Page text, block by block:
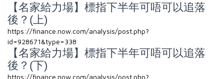
【名家給力場】標指下半年可唔可以追落
後？(上)
https://finance.now.com/analysis/post.php?
id=928671&type=338
【名家給力場】標指下半年可唔可以追落
後？(下)
https://finance.now.com/analysis/post.php?